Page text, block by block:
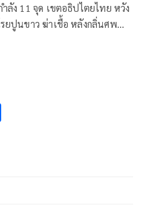
ง 11 จุด เขตอธิปไตยไทย หวัง
ยปูนขาว ฆ่าเชื้อ หลังกลิ่นศพ